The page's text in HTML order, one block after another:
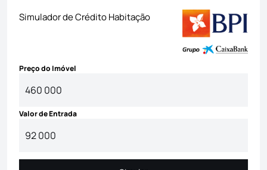
Simulador de Crédito Habitação
Preço do Imóvel
Valor de Entrada